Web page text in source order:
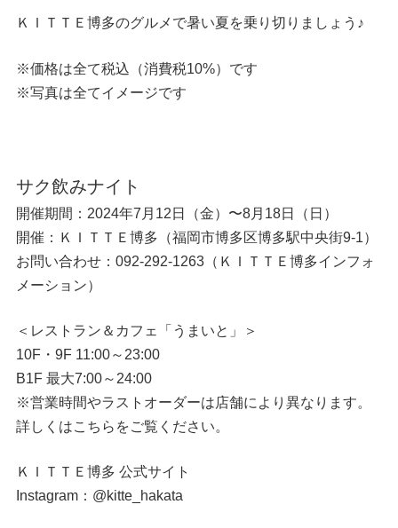
ＫＩＴＴＥ博多のグルメで暑い夏を乗り切りましょう♪
※価格は全て税込（消費税10%）です
※写真は全てイメージです
サク飲みナイト
開催期間：2024年7月12日（金）〜8月18日（日）
開催：ＫＩＴＴＥ博多（福岡市博多区博多駅中央街9-1）
お問い合わせ：092-292-1263（ＫＩＴＴＥ博多インフォ
メーション）
＜レストラン＆カフェ「うまいと」＞
10F・9F 11:00～23:00
B1F 最大7:00～24:00
※営業時間やラストオーダーは店舗により異なります。
詳しくはこちら をご覧ください。
ＫＩＴＴＥ博多 公式サイト
Instagram： @kitte_hakata